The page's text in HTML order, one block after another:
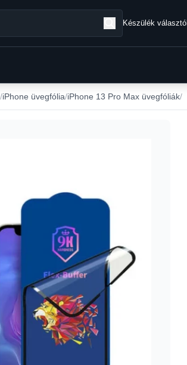
Készülék választó
iPhone üvegfólia iPhone 13 Pro Max üvegfóliák